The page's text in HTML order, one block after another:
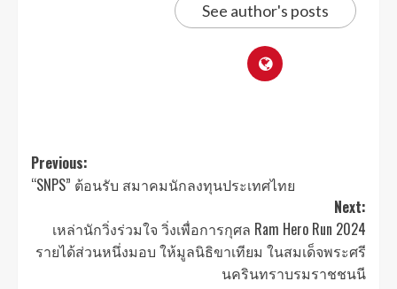
See author's posts
Previous:
“SNPS” ต้อนรับ สมาคมนักลงทุนประเทศไทย
Next:
เหล่านักวิ่งร่วมใจ วิ่งเพื่อการกุศล Ram Hero Run 2024
รายได้ส่วนหนึ่งมอบ ให้มูลนิธิขาเทียม ในสมเด็จพระศรี
นครินทราบรมราชชนนี